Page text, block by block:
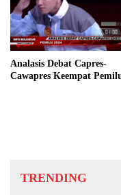
Analasis Debat Capres-
Cawapres Keempat
TRENDING